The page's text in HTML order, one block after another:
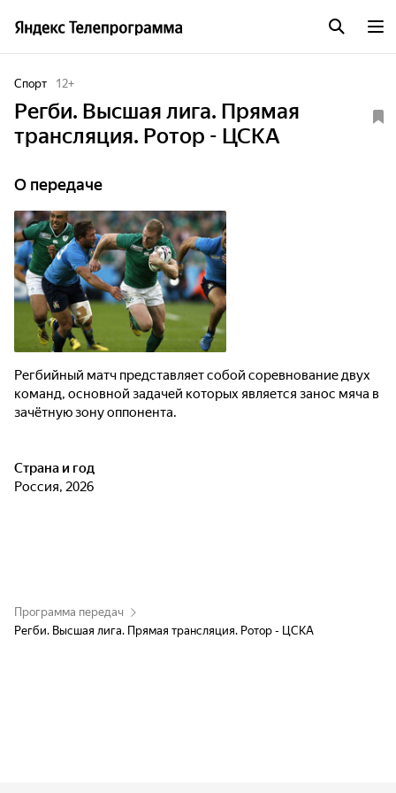
Спорт 12+
Регби. Высшая лига. Прямая
трансляция. Ротор - ЦСКА
О передаче
Регбийный матч представляет собой соревнование двух
команд, основной задачей которых является занос мяча в
зачётную зону оппонента.
Страна и год
Россия, 2026
Программа передач
Регби. Высшая лига. Прямая трансляция. Ротор - ЦСКА